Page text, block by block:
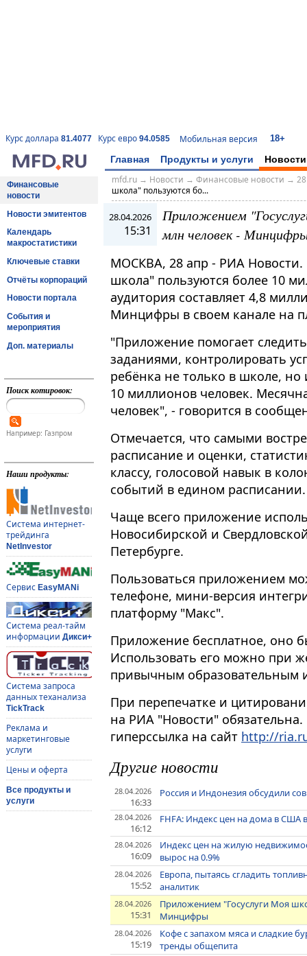
Курс доллара 81.4077 Курс евро 94.0585 Мобильная версия 18+
Главная Продукты и услуги Новости
Финансовые
новости
Новости эмитентов
Календарь
макростатистики
Ключевые ставки
Отчёты корпораций
Новости портала
События и
мероприятия
Доп. материалы
Поиск котировок:
Например: Газпром
Наши продукты:
Система интернет-
трейдинга
NetInvestor
Сервис EasyMANi
Система реал-тайм
информации Дикси+
Система запроса
данных теханализа
TickTrack
Реклама и
маркетинговые
услуги
Цены и оферта
Все продукты и
услуги
mfd.ru→ Новости → Финансовые новости →
школа" пользуются бо...
28.04.2026
15:31
Приложением
млн человек -
МОСКВА, 28 апр - РИА
школа" пользуются более 10
аудитория составляет 4,8
Минцифры в своем канале на
"Приложение помогает
заданиями, контролировать
ребёнка не только в школе, но
10 миллионов человек.
человек", - говорится в
Отмечается, что самыми
расписание и оценки,
классу, голосовой навык в
событий в едином расписании.
Чаще всего приложение
Новосибирской и
Петербурге.
Пользоваться приложением
телефоне, мини-версия
платформу "Макс".
Приложение бесплатное, оно
Использовать его можно при
привычным образовательным
При перепечатке и
на РИА "Новости"
гиперссылка на сайт http://
Другие новости
28.04.2026
16:33
Россия и Индонезия обсудили
28.04.2026
16:12
FHFA: Индекс цен на дома в США
28.04.2026
16:09
Индекс цен на жилую
вырос на 0.9%
28.04.2026
15:52
Европа, пытаясь сгладить
аналитик
28.04.2026
15:31
Приложением "Госуслуги Моя
Минцифры
28.04.2026
15:19
Кофе с запахом мяса и сладкие
тренды общепита